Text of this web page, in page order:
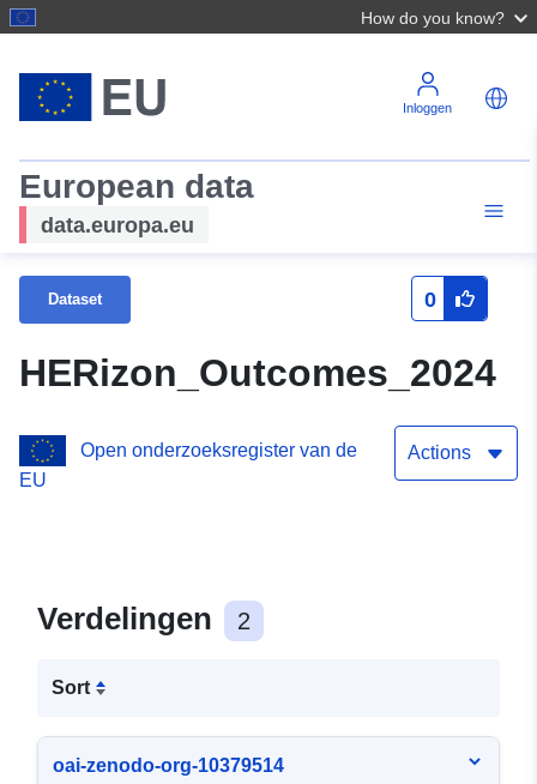
How do you know?
Inloggen
European data
data.europa.eu
Dataset 0
HERizon_Outcomes_2024
Open onderzoeksregister van de
EU
Actions
Verdelingen 2
Sort
oai-zenodo-org-10379514